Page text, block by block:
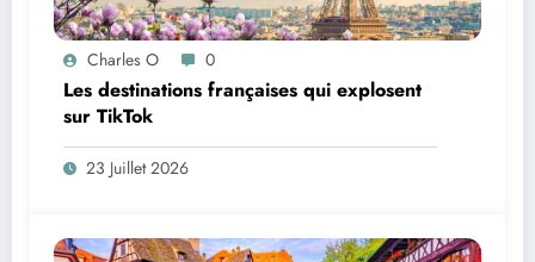
Charles O 0
Les destinations françaises qui explosent
sur TikTok
23 Juillet 2026